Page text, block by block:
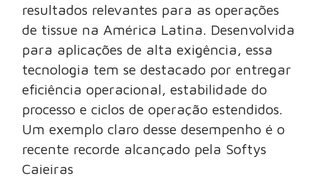
resultados relevantes para as operações
de tissue na América Latina. Desenvolvida
para aplicações de alta exigência, essa
tecnologia tem se destacado por entregar
eficiência operacional, estabilidade do
processo e ciclos de operação estendidos.
Um exemplo claro desse desempenho é o
recente recorde alcançado pela Softys
Caieiras